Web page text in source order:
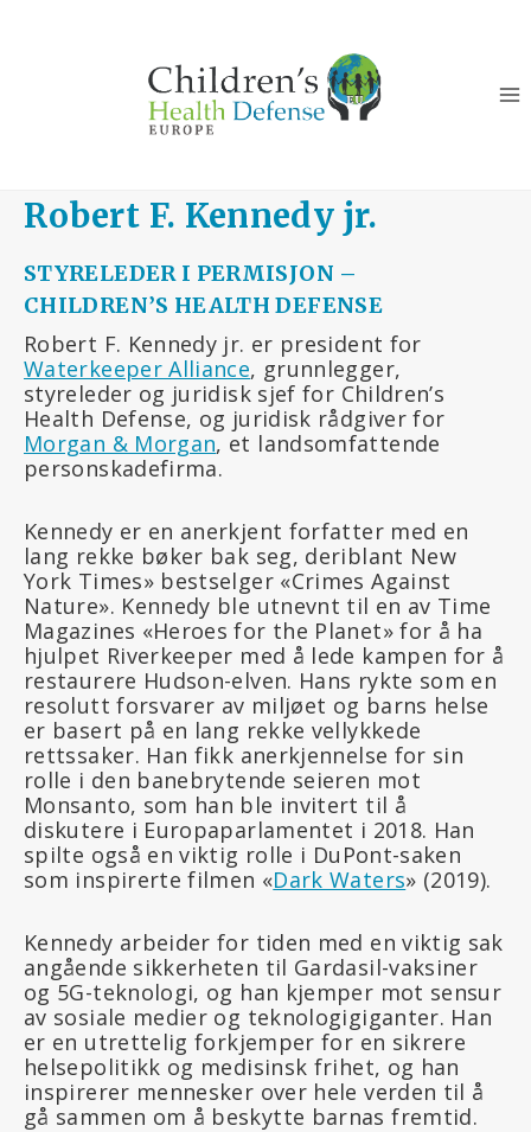
Robert F. Kennedy jr.
STYRELEDER I PERMISJON –
CHILDREN’S HEALTH DEFENSE
Robert F. Kennedy jr. er president for
Waterkeeper Alliance, grunnlegger,
styreleder og juridisk sjef for Children’s
Health Defense, og juridisk rådgiver for
Morgan & Morgan, et landsomfattende
personskadefirma.
Kennedy er en anerkjent forfatter med en
lang rekke bøker bak seg, deriblant New
York Times» bestselger «Crimes Against
Nature». Kennedy ble utnevnt til en av Time
Magazines «Heroes for the Planet» for å ha
hjulpet Riverkeeper med å lede kampen for å
restaurere Hudson-elven. Hans rykte som en
resolutt forsvarer av miljøet og barns helse
er basert på en lang rekke vellykkede
rettssaker. Han fikk anerkjennelse for sin
rolle i den banebrytende seieren mot
Monsanto, som han ble invitert til å
diskutere i Europaparlamentet i 2018. Han
spilte også en viktig rolle i DuPont-saken
som inspirerte filmen «Dark Waters» (2019).
Kennedy arbeider for tiden med en viktig sak
angående sikkerheten til Gardasil-vaksiner
og 5G-teknologi, og han kjemper mot sensur
av sosiale medier og teknologigiganter. Han
er en utrettelig forkjemper for en sikrere
helsepolitikk og medisinsk frihet, og han
inspirerer mennesker over hele verden til å
gå sammen om å beskytte barnas fremtid.